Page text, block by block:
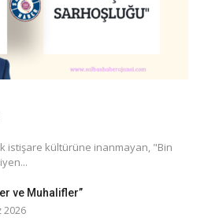
istişare kültürüne inanmayan, "Bin
ve Muhalifler”
2026